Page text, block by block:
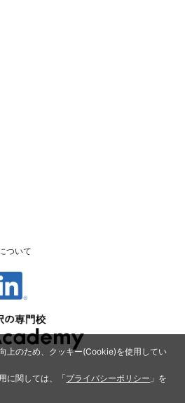
上のため、クッキー(Cookie)を使用してい
に関しては、「プライバシーポリシー 」を
ついて